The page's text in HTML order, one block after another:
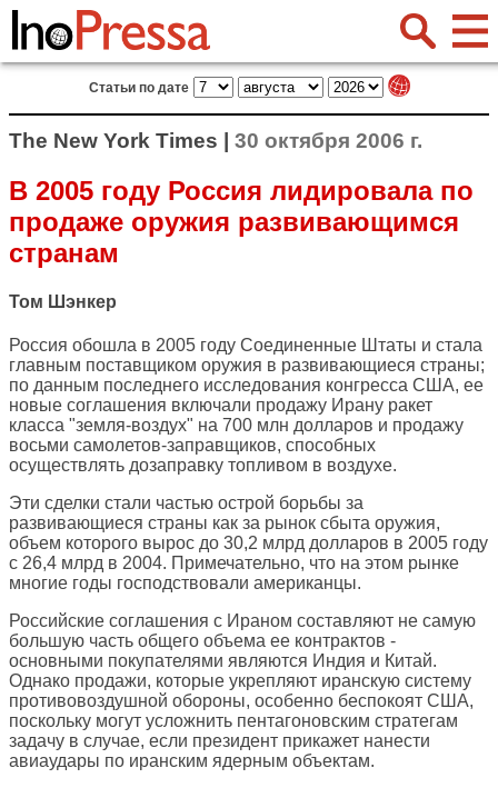
Статьи по дате
The New York Times | 30 октября 2006 г.
В 2005 году Россия лидировала по
продаже оружия развивающимся
странам
Том Шэнкер
Россия обошла в 2005 году Соединенные Штаты и стала
главным поставщиком оружия в развивающиеся страны;
по данным последнего исследования конгресса США, ее
новые соглашения включали продажу Ирану ракет
класса "земля-воздух" на 700 млн долларов и продажу
восьми самолетов-заправщиков, способных
осуществлять дозаправку топливом в воздухе.
Эти сделки стали частью острой борьбы за
развивающиеся страны как за рынок сбыта оружия,
объем которого вырос до 30,2 млрд долларов в 2005 году
с 26,4 млрд в 2004. Примечательно, что на этом рынке
многие годы господствовали американцы.
Российские соглашения с Ираном составляют не самую
большую часть общего объема ее контрактов -
основными покупателями являются Индия и Китай.
Однако продажи, которые укрепляют иранскую систему
противовоздушной обороны, особенно беспокоят США,
поскольку могут усложнить пентагоновским стратегам
задачу в случае, если президент прикажет нанести
авиаудары по иранским ядерным объектам.